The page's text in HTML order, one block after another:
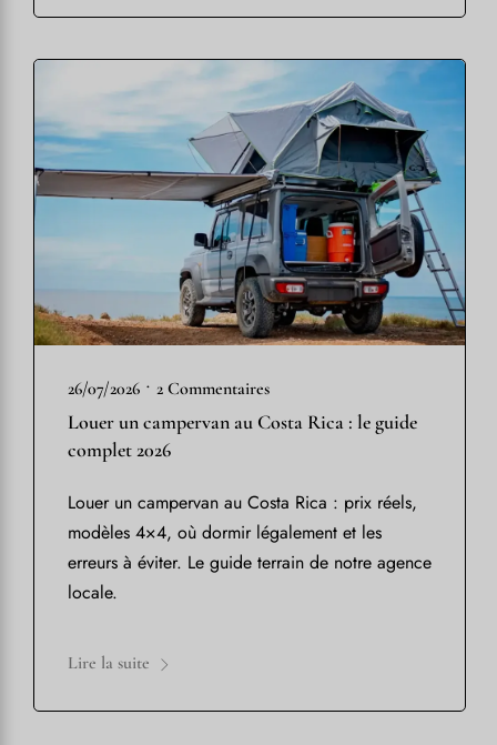
26/07/2026 • 2 Commentaires
Louer un campervan au Costa Rica : le guide
complet 2026
Louer un campervan au Costa Rica : prix réels,
modèles 4×4, où dormir légalement et les
erreurs à éviter. Le guide terrain de notre agence
locale.
Lire la suite